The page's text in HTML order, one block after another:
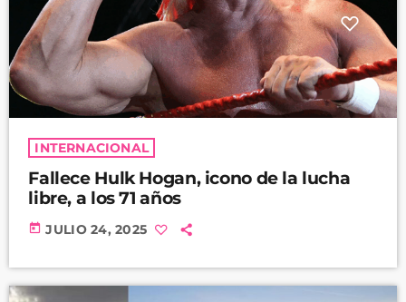
INTERNACIONAL
Fallece Hulk Hogan, icono de la lucha
libre, a los 71 años
today JULIO 24, 2025